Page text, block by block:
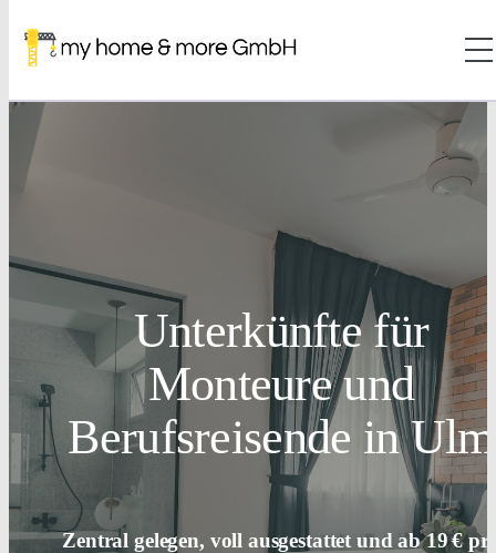
Unterkünfte für
Monteure und
Berufsreisende in Ulm
Zentral gelegen, voll ausgestattet und ab 19 €